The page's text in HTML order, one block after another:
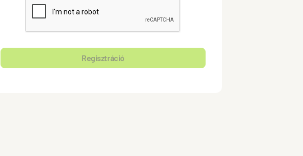
Regisztráció